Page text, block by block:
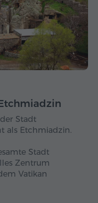
Stadt
als Etchmiadzin.
Stadt
Zentrum
Vatikan